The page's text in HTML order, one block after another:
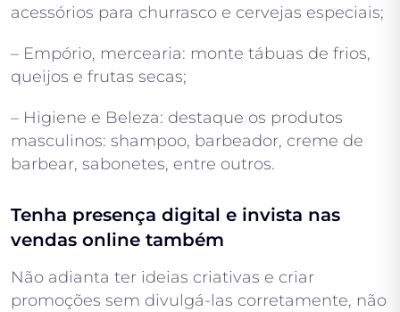
acessórios para churrasco e cervejas especiais;
– Empório, mercearia: monte tábuas de frios,
queijos e frutas secas;
– Higiene e Beleza: destaque os produtos
masculinos: shampoo, barbeador, creme de
barbear, sabonetes, entre outros.
Tenha presença digital e invista nas
vendas online também
Não adianta ter ideias criativas e criar
promoções sem divulgá-las corretamente, não